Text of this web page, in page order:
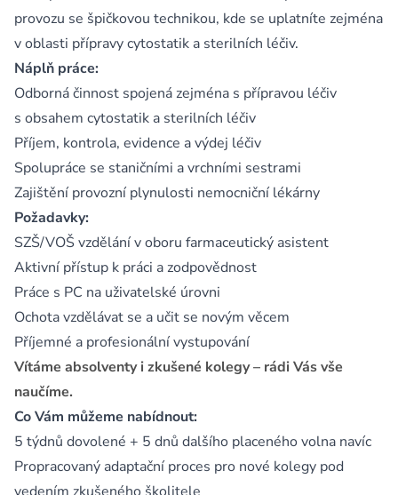
provozu se špičkovou technikou, kde se uplatníte zejména
v oblasti přípravy cytostatik a sterilních léčiv.
Náplň práce:
Odborná činnost spojená zejména s přípravou léčiv
s obsahem cytostatik a sterilních léčiv
Příjem, kontrola, evidence a výdej léčiv
Spolupráce se staničními a vrchními sestrami
Zajištění provozní plynulosti nemocniční lékárny
Požadavky:
SZŠ/VOŠ vzdělání v oboru farmaceutický asistent
Aktivní přístup k práci a zodpovědnost
Práce s PC na uživatelské úrovni
Ochota vzdělávat se a učit se novým věcem
Příjemné a profesionální vystupování
Vítáme absolventy i zkušené kolegy – rádi Vás vše
naučíme.
Co Vám můžeme nabídnout:
5 týdnů dovolené + 5 dnů dalšího placeného volna navíc
Propracovaný adaptační proces pro nové kolegy pod